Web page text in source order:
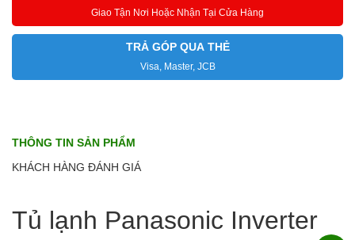
Giao Tận Nơi Hoặc Nhận Tại Cửa Hàng
TRẢ GÓP QUA THẺ
Visa, Master, JCB
THÔNG TIN SẢN PHẨM
KHÁCH HÀNG ĐÁNH GIÁ
Tủ lạnh Panasonic Inverter